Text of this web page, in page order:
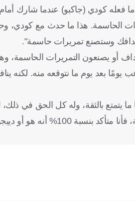
فعله كودي (جاكبو) عندما شارك
الحاسمة. هذا ما حدث مع كودي،
وستصنع تمريرات حاسمة".
أو يصنعون التمريرات الحاسمة،
بعد يوم ما نتوقعه منه. لكنه
بالثقة، وله كل الحق في ذلك،
كان يسجل الأهداف. طالما أنه يقدم العمل المطلوب للفريق، ونحن نوفر